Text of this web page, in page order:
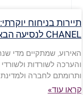
תיירות בניחוח
CHANEL לנסיעה הבאה שלכם?
האירוע, שמתקיים מדי
והערכה לשורדות
ותרומתם לחברה
קראו עוד»